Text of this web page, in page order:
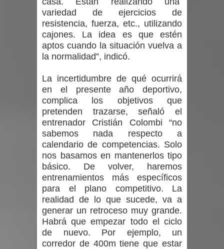
variedad de ejercicios de
resistencia, fuerza, etc., utilizando
cajones. La idea es que estén
aptos cuando la situación vuelva a
la normalidad”, indicó.
La incertidumbre de qué ocurrirá
en el presente año deportivo,
complica los objetivos que
pretenden trazarse, señaló el
entrenador Cristián Colombi “no
sabemos nada respecto a
calendario de competencias. Solo
nos basamos en mantenerlos tipo
básico. De volver, haremos
entrenamientos más específicos
para el plano competitivo. La
realidad de lo que sucede, va a
generar un retroceso muy grande.
Habrá que empezar todo el ciclo
de nuevo. Por ejemplo, un
corredor de 400m tiene que estar